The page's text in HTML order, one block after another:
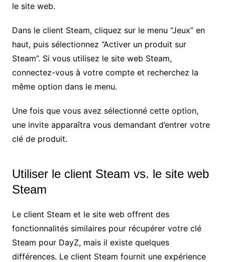
le site web.
Dans le client Steam, cliquez sur le menu “Jeux” en
haut, puis sélectionnez “Activer un produit sur
Steam”. Si vous utilisez le site web Steam,
connectez-vous à votre compte et recherchez la
même option dans le menu.
Une fois que vous avez sélectionné cette option,
une invite apparaîtra vous demandant d’entrer votre
clé de produit.
Utiliser le client Steam vs. le site web
Steam
Le client Steam et le site web offrent des
fonctionnalités similaires pour récupérer votre clé
Steam pour DayZ, mais il existe quelques
différences. Le client Steam fournit une expérience